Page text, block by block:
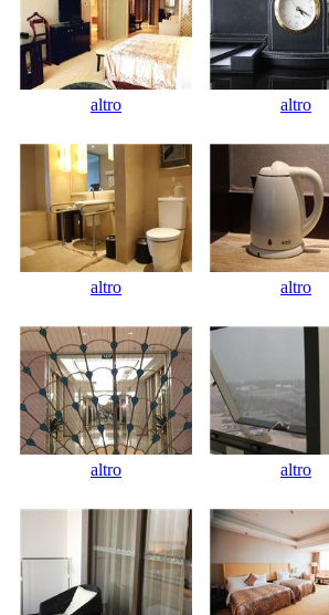
altro altro
altro altro
altro altro